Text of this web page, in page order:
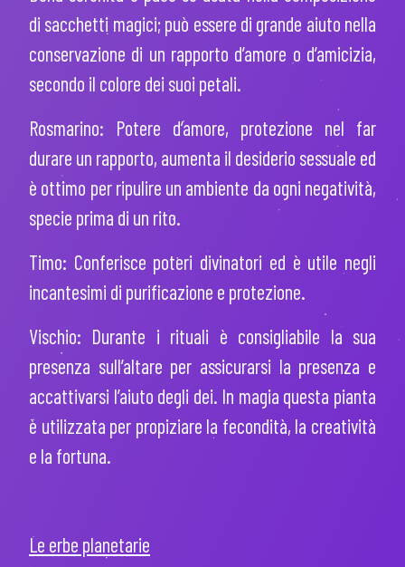
di sacchetti magici; può essere di grande aiuto nella
conservazione di un rapporto d’amore o d’amicizia,
secondo il colore dei suoi petali.
Rosmarino: Potere d’amore, protezione nel far
durare un rapporto, aumenta il desiderio sessuale ed
è ottimo per ripulire un ambiente da ogni negatività,
specie prima di un rito.
Timo: Conferisce poteri divinatori ed è utile negli
incantesimi di purificazione e protezione.
Vischio: Durante i rituali è consigliabile la sua
presenza sull’altare per assicurarsi la presenza e
accattivarsi l’aiuto degli dei. In magia questa pianta
è utilizzata per propiziare la fecondità, la creatività
e la fortuna.
Le erbe planetarie